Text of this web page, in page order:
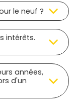
le neuf ?
intérêts.
années,
d'un